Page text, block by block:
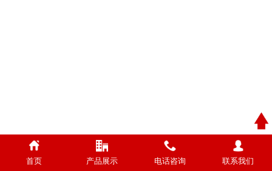
首页 产品展示 电话咨询 联系我们